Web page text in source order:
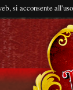
si acconsente